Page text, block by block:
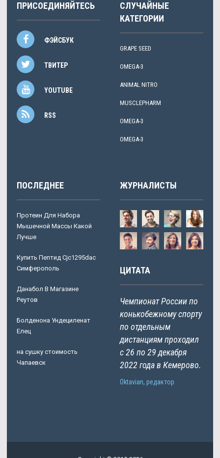
ПРИСОЕДИНЯЙТЕСЬ
ФЭЙСБУК
ТВИТЕР
YOUTUBE
RSS
СЛУЧАЙНЫЕ
КАТЕГОРИИ
GRAPE SEED
OMEGA-3
ANIMAL NITRO
MUSCLEPHARM
OMEGA-3
OMEGA-3
ПОСЛЕДНЕЕ
Протеин Для Набора
Мышечной Массы Какой
Лучше
Купить Пептид Cjc1295dac
Симферополь
Данабол В Магазине
Реутов
Болденона Ундециленат
Елец
на сушку стоимость
Чапаевск
ЖУРНАЛИСТЫ
ЦИТАТА
Чемпионат России по
конькобежному спорту
по отдельным
дистанциям проходил
с 26 по 29 декабря
2022 года в Кемерово.
Oktavian, редактор